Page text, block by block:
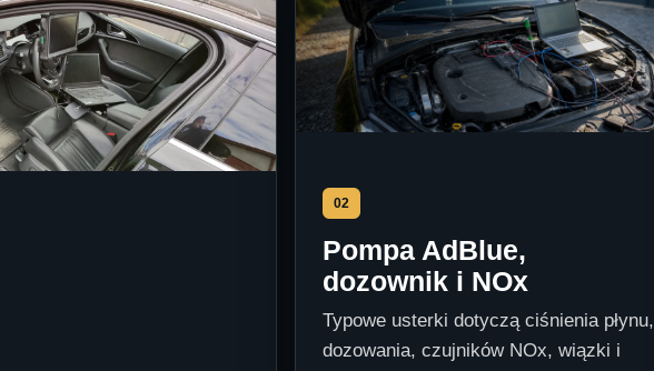
02
Pompa AdBlue,
dozownik i NOx
Typowe usterki dotyczą ciśnienia płynu,
dozowania, czujników NOx, wiązki i